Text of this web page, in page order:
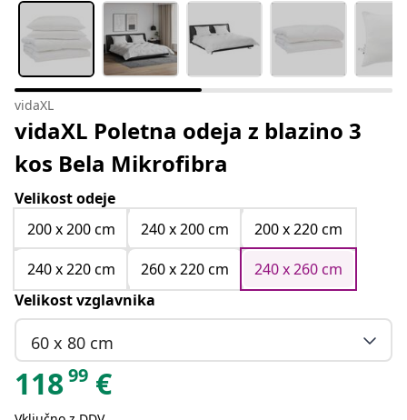
vidaXL
vidaXL Poletna odeja z blazino 3
kos Bela Mikrofibra
Velikost odeje
200 x 200 cm
240 x 200 cm
200 x 220 cm
240 x 220 cm
260 x 220 cm
240 x 260 cm
Velikost vzglavnika
60 x 80 cm
11899 €